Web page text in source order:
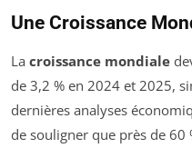
Une Croissance
La croissance mondiale
de 3,2 % en 2024 et 2025,
dernières analyses
de souligner que près de 60